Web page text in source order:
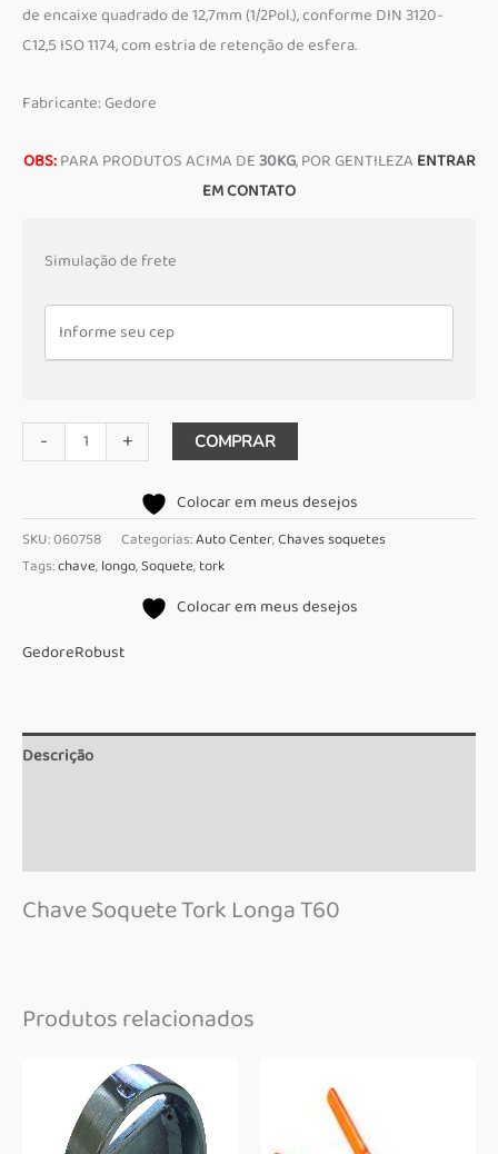
de encaixe quadrado de 12,7mm (1/2Pol.), conforme DIN 3120-
C12,5 ISO 1174, com estria de retenção de esfera.
Fabricante: Gedore
OBS:PARA PRODUTOS ACIMA DE30KG, POR GENTILEZA ENTRAR
EM CONTATO
Simulação de frete
-
Chave
Soquete
Longa
T60
+ COMPRAR
Colocar em meus desejos
SKU:060758 Categorias:Auto Center,Chaves soquetes
Tags:chave,longo,Soquete,tork
Colocar em meus desejos
GedoreRobust
Descrição
Chave Soquete Tork Longa T60
Produtos relacionados